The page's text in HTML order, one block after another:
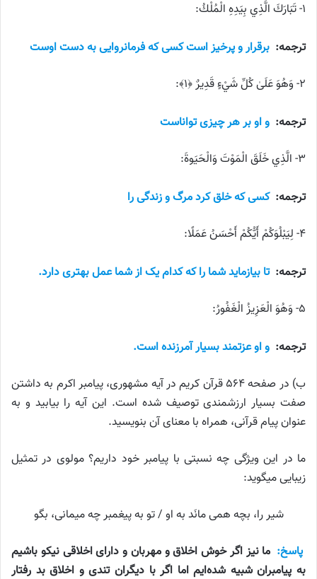
۱- تَبَارَكَ الَّذِي بِيَدِهِ الْمُلْكُ:
ترجمه: برقرار و پرخیز است کسی که فرمانروایی به دست اوست
۲- وَهُوَ عَلَىٰ كُلِّ شَيْءٍ قَدِيرٌ ﴿١﴾:
ترجمه: و او بر هر چیزی تواناست
۳- الَّذِي خَلَقَ الْمَوْتَ وَالْحَيَوةَ:
ترجمه: کسی که خلق کرد مرگ و زندگی را
۴- لِيَبْلُوَكُمْ أَيُّكُمْ أَحْسَنُ عَمَلًا:
ترجمه: تا بیازماید شما را که کدام یک از شما عمل بهتری دارد.
۵- وَهُوَ الْعَزِيزُ الْغَفُورُ:
ترجمه: و او عزتمند بسیار آمرزنده است.
ب) در صفحه ۵۶۴ قرآن کریم در آیه مشهوری، پیامبر اکرم به داشتن
صفت بسیار ارزشمندی توصیف شده است. این آیه را بیابید و به
عنوان پیام قرآنی، همراه با معنای آن بنویسید.
ما در این ویژگی چه نسبتی با پیامبر خود داریم؟ مولوی در تمثیل
زیبایی میگوید:
شیر را، بچه همی مانَد به او / تو به پیغمبر چه میمانی، بگو
پاسخ: ما نیز اگر خوش اخلاق و مهربان و دارای اخلاقی نیکو باشیم
به پیامبران شبیه شده‌ایم اما اگر با دیگران تندی و اخلاق بد رفتار